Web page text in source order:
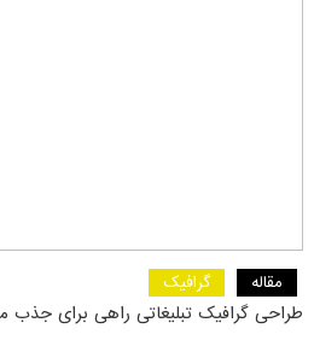
مقاله گرافیک
طراحی گرافیک تبلیغاتی راهی برای جذب